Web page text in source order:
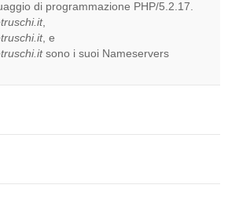
di programmazione PHP/5.2.17.
,
, e
sono i suoi Nameservers